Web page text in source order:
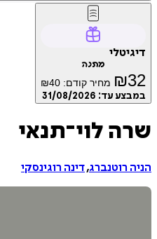
דיגיטלי
מתנה
₪32 מחיר קודם: ₪40
במבצע עד: 31/08/2026
שרה לוי־תנאי
הניה רוטנברג,דינה רוגינסקי